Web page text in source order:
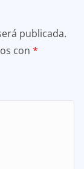
publicada.
con *